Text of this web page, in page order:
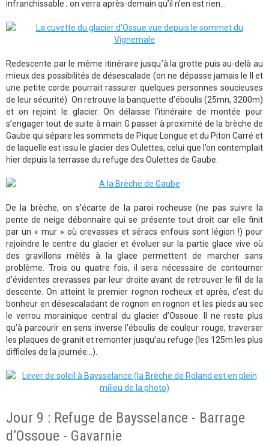
infranchissable ; on verra après-demain qu’il n’en est rien...
Redescente par le même itinéraire jusqu’à la grotte puis au-delà au
mieux des possibilités de désescalade (on ne dépasse jamais le II et
une petite corde pourrait rassurer quelques personnes soucieuses
de leur sécurité). On retrouve la banquette d’éboulis (25mn, 3200m)
et on rejoint le glacier. On délaisse l’itinéraire de montée pour
s’engager tout de suite à main G passer à proximité de la brèche de
Gaube qui sépare les sommets de Pique Longue et du Piton Carré et
de laquelle est issu le glacier des Oulettes, celui que l’on contemplait
hier depuis la terrasse du refuge des Oulettes de Gaube.
De la brèche, on s’écarte de la paroi rocheuse (ne pas suivre la
pente de neige débonnaire qui se présente tout droit car elle finit
par un « mur » où crevasses et séracs enfouis sont légion !) pour
rejoindre le centre du glacier et évoluer sur la partie glace vive où
des gravillons mêlés à la glace permettent de marcher sans
problème. Trois ou quatre fois, il sera nécessaire de contourner
d’évidentes crevasses par leur droite avant de retrouver le fil de la
descente. On atteint le premier rognon rocheux et après, c’est du
bonheur en désescaladant de rognon en rognon et les pieds au sec
le verrou morainique central du glacier d’Ossoue. Il ne reste plus
qu’à parcourir en sens inverse l’éboulis de couleur rouge, traverser
les plaques de granit et remonter jusqu’au refuge (les 125m les plus
difficiles de la journée...).
Jour 9 : Refuge de Baysselance - Barrage
d’Ossoue - Gavarnie